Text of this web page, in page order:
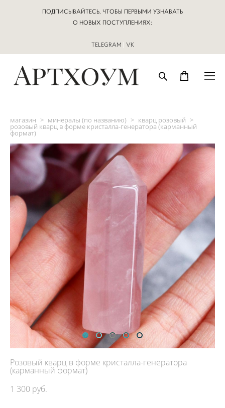
ПОДПИСЫВАЙТЕСЬ, ЧТОБЫ ПЕРВЫМИ УЗНАВАТЬ
О НОВЫХ ПОСТУПЛЕНИЯХ:
TELEGRAM | VK
магазин > минералы (по названию) > кварц розовый >
розовый кварц в форме кристалла-генератора (карманный
формат)
Розовый кварц в форме кристалла-генератора
(карманный формат)
1 300 pуб.